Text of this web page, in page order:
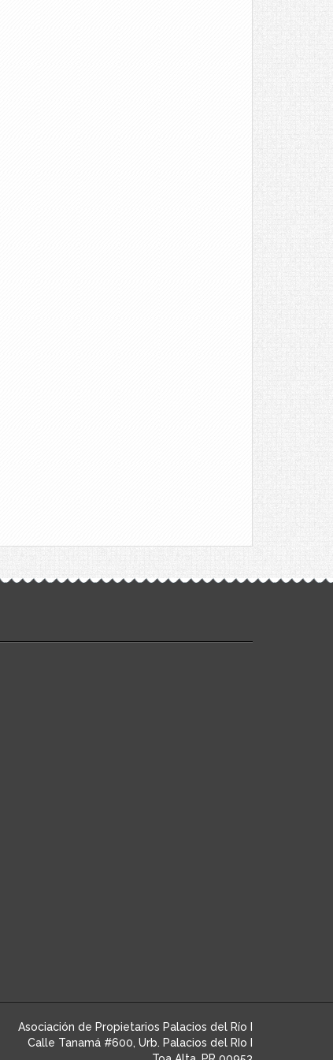
Asociación de Propietarios Palacios del Río I
Calle Tanamá #600, Urb. Palacios del RIo I